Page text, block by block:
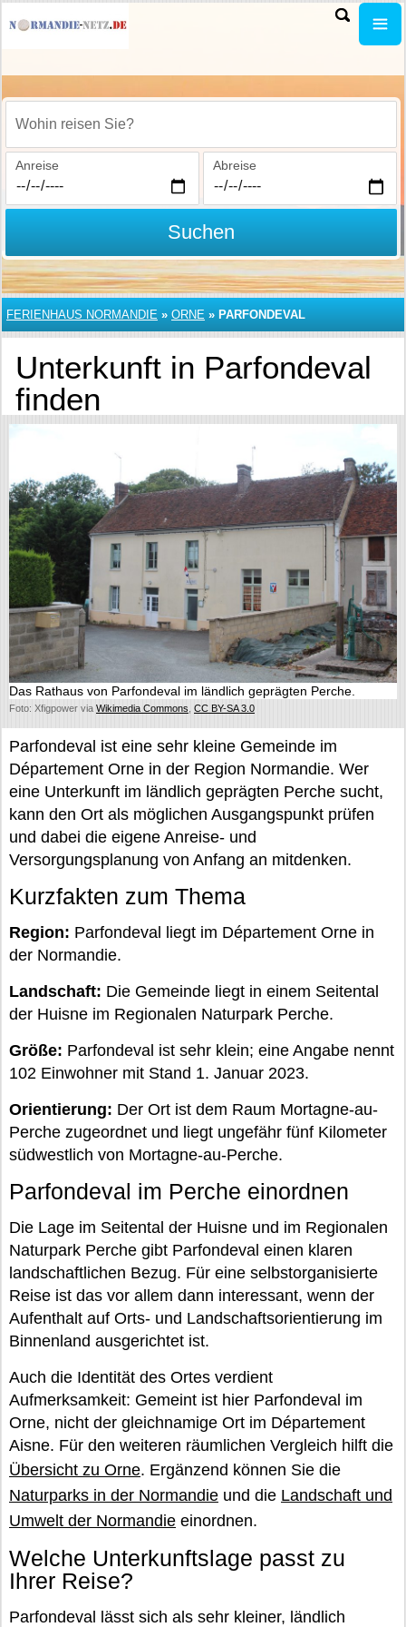
Wohin reisen Sie?
Anreise Abreise
Suchen
FERIENHAUS NORMANDIE » ORNE » PARFONDEVAL
Unterkunft in Parfondeval
finden
Das Rathaus von Parfondeval im ländlich geprägten Perche.
Foto: Xfigpower via Wikimedia Commons CC BY-SA 3.0
Parfondeval ist eine sehr kleine Gemeinde im
Département Orne in der Region Normandie. Wer
eine Unterkunft im ländlich geprägten Perche sucht,
kann den Ort als möglichen Ausgangspunkt prüfen
und dabei die eigene Anreise- und
Versorgungsplanung von Anfang an mitdenken.
Kurzfakten zum Thema
Region: Parfondeval liegt im Département Orne in
der Normandie.
Landschaft: Die Gemeinde liegt in einem Seitental
der Huisne im Regionalen Naturpark Perche.
Größe: Parfondeval ist sehr klein; eine Angabe nennt
102 Einwohner mit Stand 1. Januar 2023.
Orientierung: Der Ort ist dem Raum Mortagne-au-
Perche zugeordnet und liegt ungefähr fünf Kilometer
südwestlich von Mortagne-au-Perche.
Parfondeval im Perche einordnen
Die Lage im Seitental der Huisne und im Regionalen
Naturpark Perche gibt Parfondeval einen klaren
landschaftlichen Bezug. Für eine selbstorganisierte
Reise ist das vor allem dann interessant, wenn der
Aufenthalt auf Orts- und Landschaftsorientierung im
Binnenland ausgerichtet ist.
Auch die Identität des Ortes verdient
Aufmerksamkeit: Gemeint ist hier Parfondeval im
Orne, nicht der gleichnamige Ort im Département
Aisne. Für den weiteren räumlichen Vergleich hilft die
Übersicht zu Orne. Ergänzend können Sie die
Naturparks in der Normandie und die Landschaft und
Umwelt der Normandie einordnen.
Welche Unterkunftslage passt zu
Ihrer Reise?
Parfondeval lässt sich als sehr kleiner, ländlich